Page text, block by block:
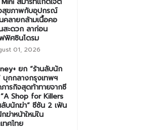
สุขภาพกับอุปกรณ์
คลายกล้ามเนื้อคอ
สะดวก ลาก่อน
ฟิศซินโดรม
01, 2026
ยก “ร้านลับนัก
บุกกลางกรุงเทพฯ
ภารกิจสุดท้าทายจากซี
Shop for Killers
ลับนักฆ่า” ซีซัน 2 เฟ้น
ฆ่าหน้าใหม่ใน
ทศไทย